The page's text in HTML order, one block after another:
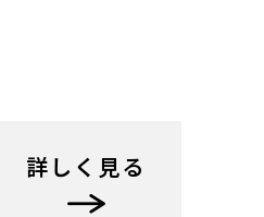
詳しく見る